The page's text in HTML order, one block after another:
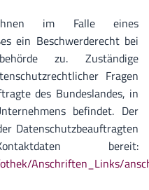
im Falle eines
ein Beschwerderecht bei
zu. Zuständige
Fragen
des Bundeslandes, in
befindet. Der
Datenschutzbeauftragten
bereit:
Anschriften_Links/